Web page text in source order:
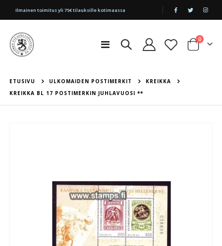
|
Ilmainen toimitus yli 75€ tilauksille kotimaassa
Toggle
Cart
0tuotetta
ETUSIVU ULKOMAIDEN POSTIMERKIT
KREIKKA
KREIKKA BL 17 POSTIMERKIN JUHLAVUOSI **